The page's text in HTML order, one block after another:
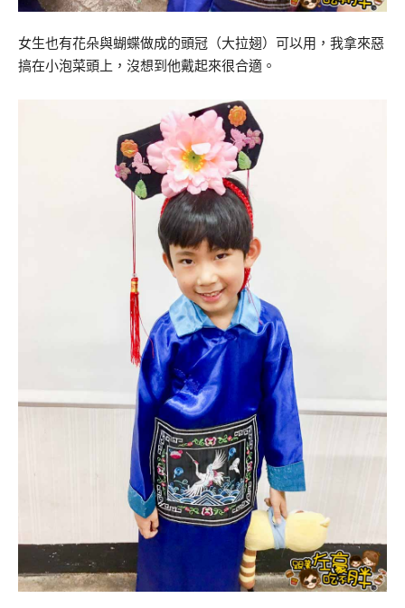
女生也有花朵與蝴蝶做成的頭冠（大拉翅）可以用，我拿來惡
搞在小泡菜頭上，沒想到他戴起來很合適。